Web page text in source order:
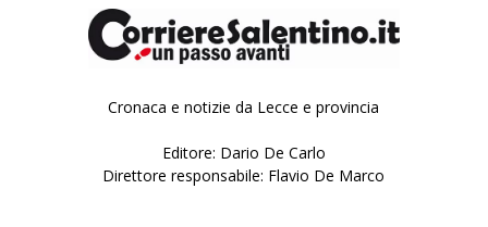
Cronaca e notizie da Lecce e provincia
Editore: Dario De Carlo
Direttore responsabile: Flavio De Marco